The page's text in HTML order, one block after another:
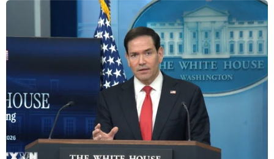
Khởi động RE:ACT: Thử thách thanh
niên đổi mới sáng tạo vì cộng đồng
bền vững
07/08/2026 10:33